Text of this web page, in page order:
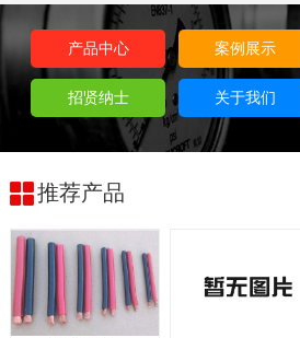
产品中心 案例展示
招贤纳士 关于我们
推荐产品